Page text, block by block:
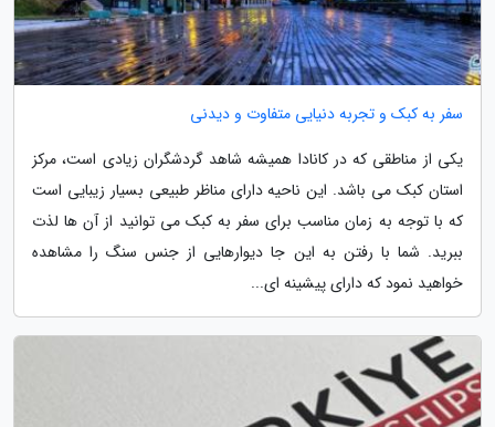
سفر به کبک و تجربه دنیایی متفاوت و دیدنی
یکی از مناطقی که در کانادا همیشه شاهد گردشگران زیادی است، مرکز
استان کبک می باشد. این ناحیه دارای مناظر طبیعی بسیار زیبایی است
که با توجه به زمان مناسب برای سفر به کبک می توانید از آن ها لذت
ببرید. شما با رفتن به این جا دیوارهایی از جنس سنگ را مشاهده
خواهید نمود که دارای پیشینه ای...